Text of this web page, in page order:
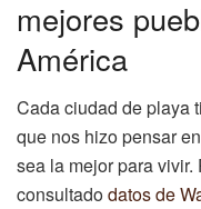
mejores
América
Cada ciudad de playa
que nos hizo pensar
sea la mejor para vivir.
consultadodatos de